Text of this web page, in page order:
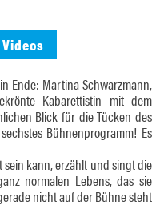
Videos
Ende: Martina Schwarzmann,
Kabarettistin mit dem
Blick für die Tücken des
Bühnenprogramm! Es
kann, erzählt und singt die
normalen Lebens, das sie
nicht auf der Bühne steht